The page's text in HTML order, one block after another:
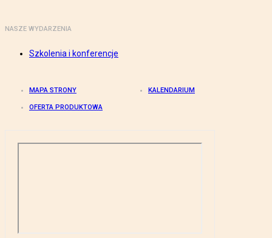
NASZE WYDARZENIA
Szkolenia i konferencje
MAPA STRONY KALENDARIUM
OFERTA PRODUKTOWA